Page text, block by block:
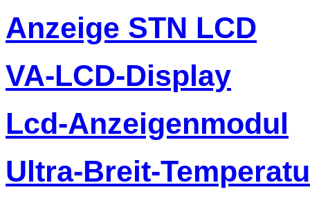
Anzeige STN LCD
VA-LCD-Display
Lcd-Anzeigenmodul
Ultra-Breit-